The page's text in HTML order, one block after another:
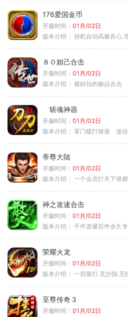
176爱国金币
开服时间： 01月/02日
版本介绍： 挂机自动高爆良心.无
８０妲己合击
开服时间： 01月/02日
版本介绍： 最好玩的极品合击
斩魂神器
开服时间： 01月/02日
版本介绍： 零门槛打保值 送
帝尊大陆
开服时间： 01月/02日
版本介绍： 一个会员打天下谁
神之攻速合击
开服时间： 01月/02日
版本介绍： 千件首爆百件永久
荣耀火龙
开服时间： 01月/02日
版本介绍： 一切靠打.无沙捐.无
至尊传奇３
开服时间： 01月/02日